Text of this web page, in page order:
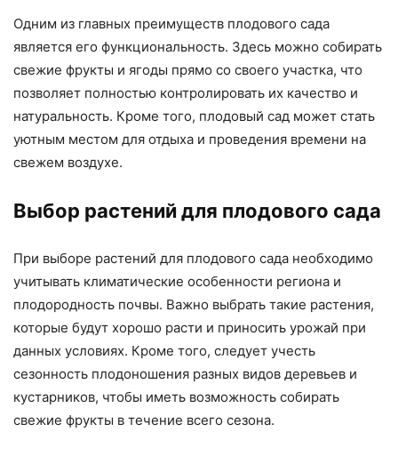
Одним из главных преимуществ плодового сада
является его функциональность. Здесь можно собирать
свежие фрукты и ягоды прямо со своего участка, что
позволяет полностью контролировать их качество и
натуральность. Кроме того, плодовый сад может стать
уютным местом для отдыха и проведения времени на
свежем воздухе.
Выбор растений для плодового сада
При выборе растений для плодового сада необходимо
учитывать климатические особенности региона и
плодородность почвы. Важно выбрать такие растения,
которые будут хорошо расти и приносить урожай при
данных условиях. Кроме того, следует учесть
сезонность плодоношения разных видов деревьев и
кустарников, чтобы иметь возможность собирать
свежие фрукты в течение всего сезона.